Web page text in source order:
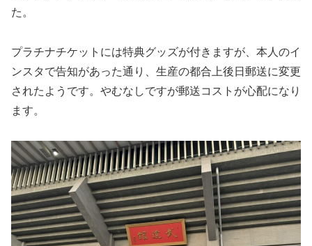
た。
プラチナチケットには特典グッズが付きますが、本人のイ
ンスタで告知があった通り、生産の都合上後日郵送に変更
されたようです。やむなしですが郵送コストが心配になり
ます。